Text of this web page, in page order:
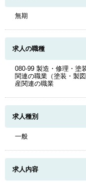
無期
求人の職種
080-99 製造・修理・塗
関連の職業（塗装・製
産関連の職業
求人種別
一般
求人内容